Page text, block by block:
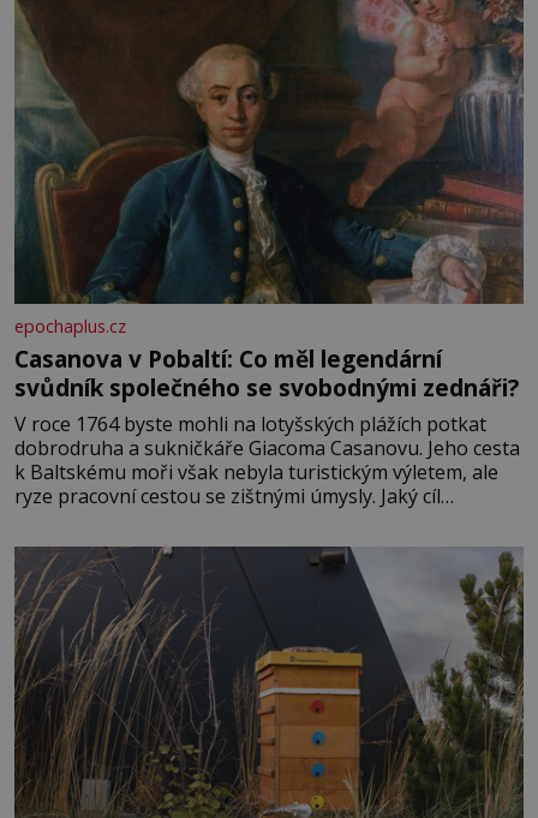
epochaplus.cz
Casanova v Pobaltí: Co měl legendární
svůdník společného se svobodnými zednáři?
V roce 1764 byste mohli na lotyšských plážích potkat
dobrodruha a sukničkáře Giacoma Casanovu. Jeho cesta
k Baltskému moři však nebyla turistickým výletem, ale
ryze pracovní cestou se zištnými úmysly. Jaký cíl
lotyšské Rigy? Casanova v Pobaltí kontaktoval tamní
zednářské lóže. Nebyl v této oblasti žádným nováčkem,
protože do zednářské